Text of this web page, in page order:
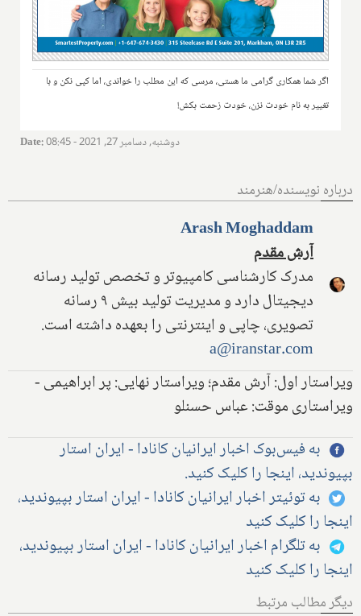
اگر شما همکاری گرامی ما هستی، مرسی که این مطلب را خواندی، اما کپی نکن و با
تغییر به نام خودت نزن، خودت زحمت بکش!
Date: دوشنبه, دسامبر 27, 2021 - 08:45
درباره نویسنده/هنرمند
Arash Moghaddam
آرش مقدم
مدرک کارشناسی کامپیوتر و تخصص تولید رسانه
دیجیتال دارد و مدیریت تولید بیش ۹ رسانه
تصویری، چاپی و اینترنتی را بعهده داشته است.
a@iranstar.com
ویراستار اول: آرش مقدم؛ ویراستار نهایی: پر ابراهیمی -
ویراستاری موقت: عباس حسنلو
به فیس‌بوک اخبار ایرانیان کانادا - ایران استار
بپیوندید، اینجا را کلیک کنید.
به توئیتر اخبار ایرانیان کانادا - ایران استار بپیوندید،
اینجا را کلیک کنید
به تلگرام اخبار ایرانیان کانادا - ایران استار بپیوندید،
اینجا را کلیک کنید
دیگر مطالب مرتبط